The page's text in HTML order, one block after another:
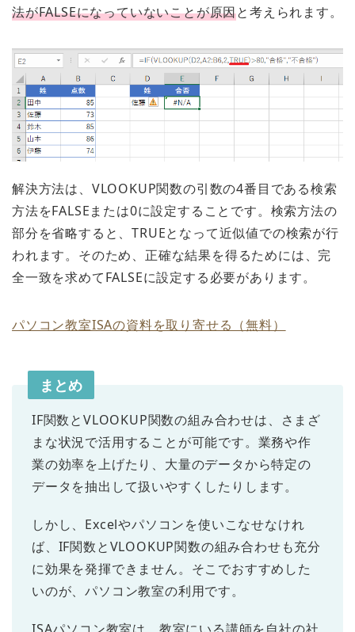
法がFALSEになっていないことが原因と考えられます。
解決方法は、VLOOKUP関数の引数の4番目である検索
方法をFALSEまたは0に設定することです。検索方法の
部分を省略すると、TRUEとなって近似値での検索が行
われます。そのため、正確な結果を得るためには、完
全一致を求めてFALSEに設定する必要があります。
パソコン教室ISAの資料を取り寄せる（無料）
まとめ
IF関数とVLOOKUP関数の組み合わせは、さまざ
まな状況で活用することが可能です。業務や作
業の効率を上げたり、大量のデータから特定の
データを抽出して扱いやすくしたりします。
しかし、Excelやパソコンを使いこなせなけれ
ば、IF関数とVLOOKUP関数の組み合わせも充分
に効果を発揮できません。そこでおすすめした
いのが、パソコン教室の利用です。